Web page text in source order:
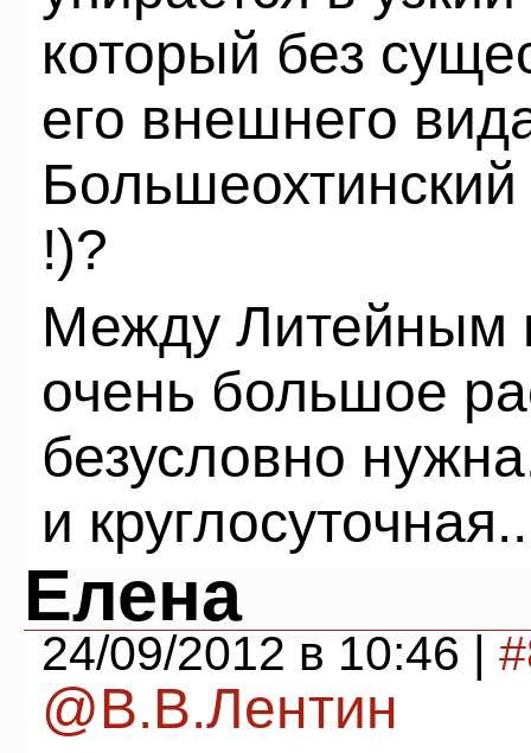
который без
его внешнего
!)?
Между Литейным
очень большое
безусловно
и
Елена
24/09/2012 в 10:46 |
@В.В.Лентин